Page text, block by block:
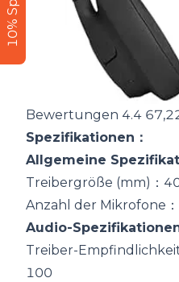
Bewertungen 4.4
Spezifikationen：
Allgemeine
Treibergröße (mm)：
Anzahl der Mikrofone
Audio-
Treiber-
100